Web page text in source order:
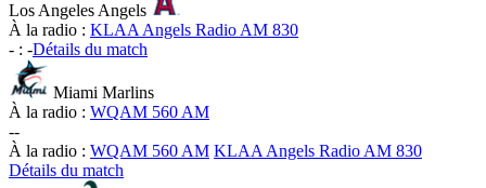
Los Angeles Angels
À la radio : KLAA Angels Radio AM 830
- : -Détails du match
Miami Marlins
À la radio : WQAM 560 AM
--
À la radio : WQAM 560 AM KLAA Angels Radio AM 830
Détails du match